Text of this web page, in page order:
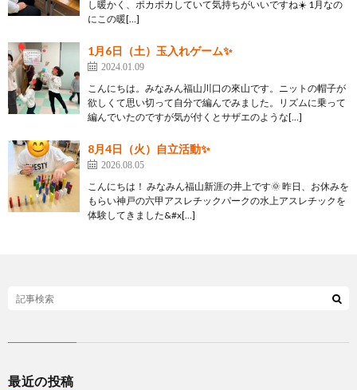
し暖かく、ポカポカしていて気持ちがいいですね☀️ 1月なの
にこの暖[…]
1月6日（土）玉入れゲーム✨
2024.01.09
こんにちは。みなみん福山川口の來山です。ニットの帽子が
欲しくて思い切って自分で編んでみました。リズムに乗って
編んでいたのですが気が付くとサザエのような[…]
8月4日（火）自立活動✨
2026.08.05
こんにちは！ みなみん福山新涯の井上です🌞 昨日、お休みを
もらい神戸の六甲アスレチックパークの水上アスレチックを
体験してきました&#x[…]
最近の投稿